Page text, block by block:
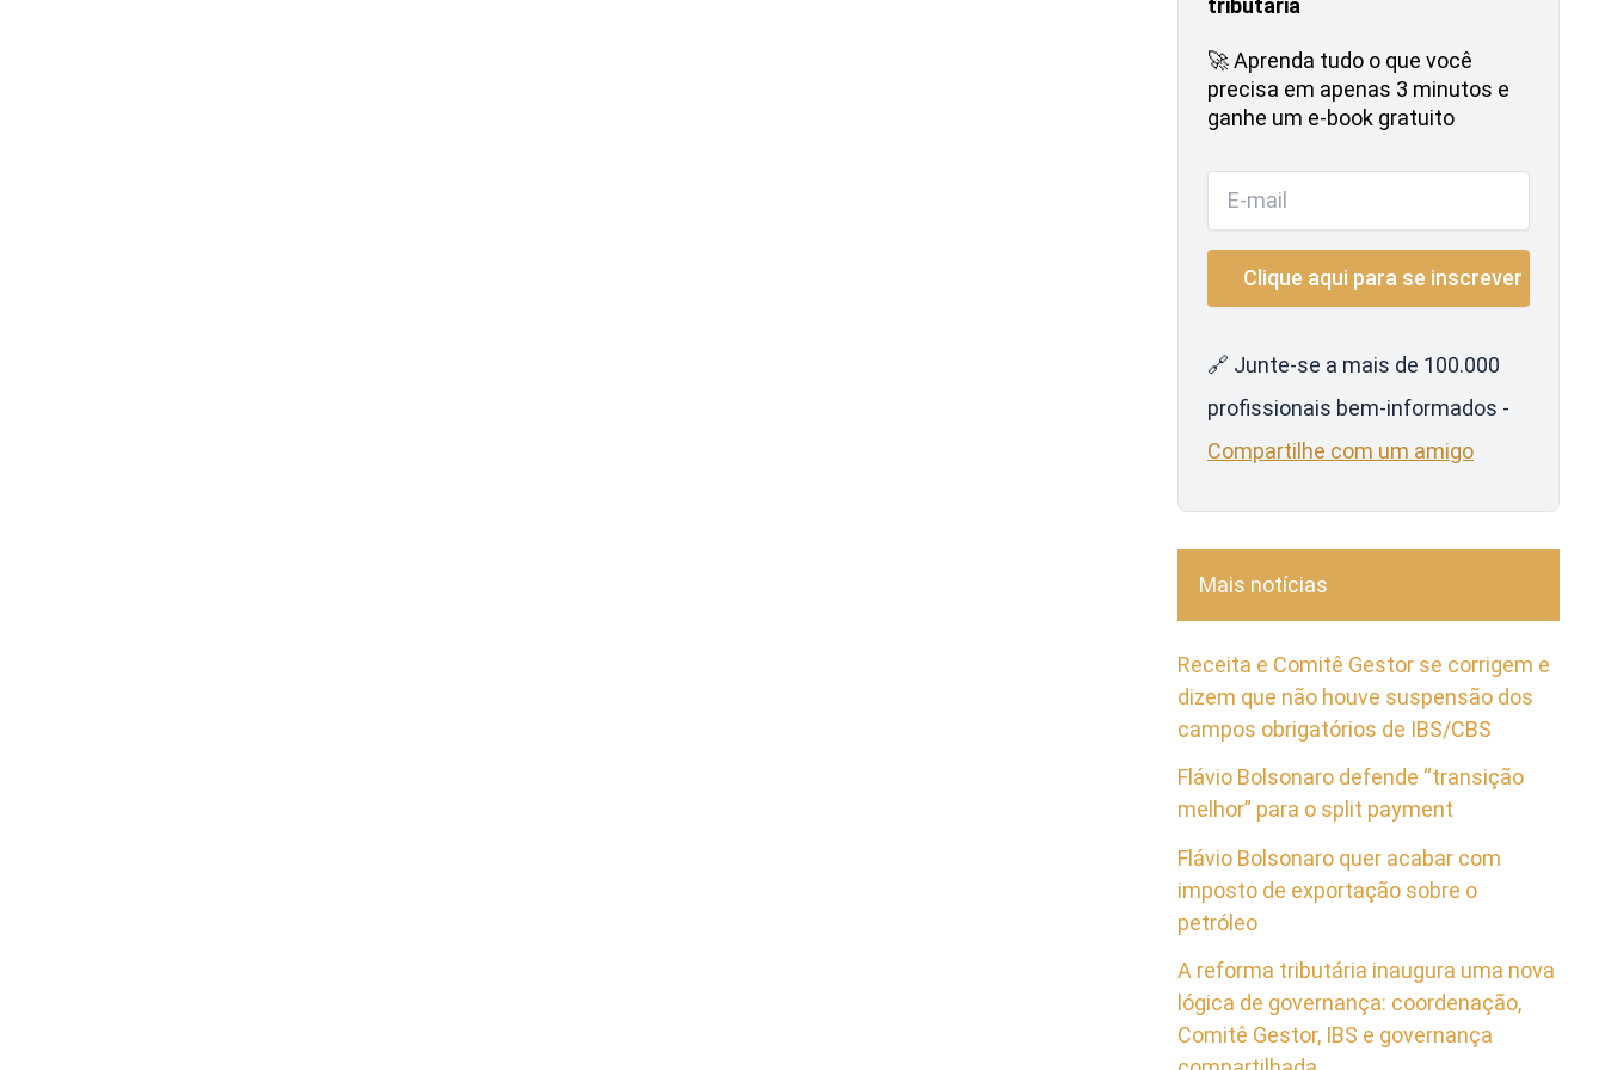
tributária
🚀 Aprenda tudo o que você
precisa em apenas 3 minutos e
ganhe um e-book gratuito
🔗 Junte-se a mais de 100.000
profissionais bem-informados -
Compartilhe com um amigo
Mais notícias
Receita e Comitê Gestor se corrigem e
dizem que não houve suspensão dos
campos obrigatórios de IBS/CBS
Flávio Bolsonaro defende “transição
melhor” para o split payment
Flávio Bolsonaro quer acabar com
imposto de exportação sobre o
petróleo
A reforma tributária inaugura uma nova
lógica de governança: coordenação,
Comitê Gestor, IBS e governança